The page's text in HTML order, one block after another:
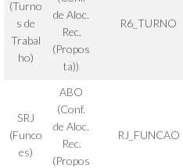
(Turno
s de
Trabal
ho)
de Aloc.
Rec.
(Propos
ta))
R6_TURNO
SRJ
(Funco
es)
ABO
(Conf.
de Aloc.
Rec.
(Propos
RJ_FUNCAO